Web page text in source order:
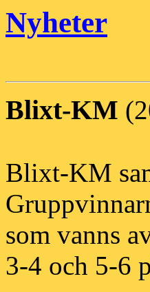
Nyheter
Blixt-KM
Blixt-KM
som vanns
3-4 och 5-6